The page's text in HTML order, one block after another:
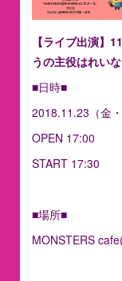
【ライブ出演】
うの主役はれい
■日時■
2018.11.23（金・
OPEN 17:00
START 17:30
■場所■
MONSTERS